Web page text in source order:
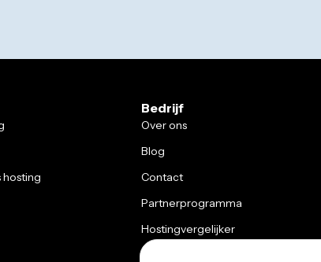
hosting
Bedrijf
Over ons
Blog
Contact
Partnerprogramma
Hostingvergelijker
Trustpilot